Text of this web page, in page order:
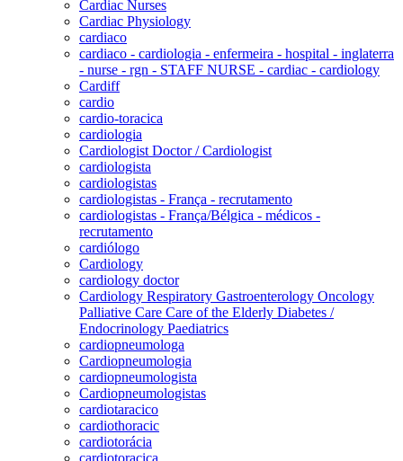
Cardiac Nurses
Cardiac Physiology
cardiaco
cardiaco - cardiologia - enfermeira - hospital - inglaterra
- nurse - rgn - STAFF NURSE - cardiac - cardiology
Cardiff
cardio
cardio-toracica
cardiologia
Cardiologist Doctor / Cardiologist
cardiologista
cardiologistas
cardiologistas - França - recrutamento
cardiologistas - França/Bélgica - médicos -
recrutamento
cardiólogo
Cardiology
cardiology doctor
Cardiology Respiratory Gastroenterology Oncology
Palliative Care Care of the Elderly Diabetes /
Endocrinology Paediatrics
cardiopneumologa
Cardiopneumologia
cardiopneumologista
Cardiopneumologistas
cardiotaracico
cardiothoracic
cardiotorácia
cardiotoracica